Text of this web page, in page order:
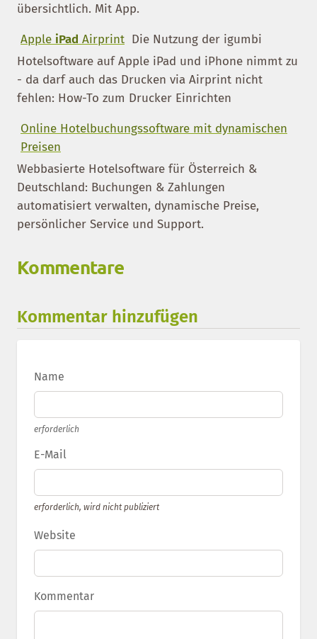
übersichtlich. Mit App.
Apple iPad Airprint Die Nutzung der igumbi
Hotelsoftware auf Apple iPad und iPhone nimmt zu
- da darf auch das Drucken via Airprint nicht
fehlen: How-To zum Drucker Einrichten
Online Hotelbuchungssoftware mit dynamischen
Preisen
Webbasierte Hotelsoftware für Österreich &
Deutschland: Buchungen & Zahlungen
automatisiert verwalten, dynamische Preise,
persönlicher Service und Support.
Kommentare
Kommentar hinzufügen
Name
erforderlich
E-Mail
erforderlich, wird nicht publiziert
Website
Kommentar